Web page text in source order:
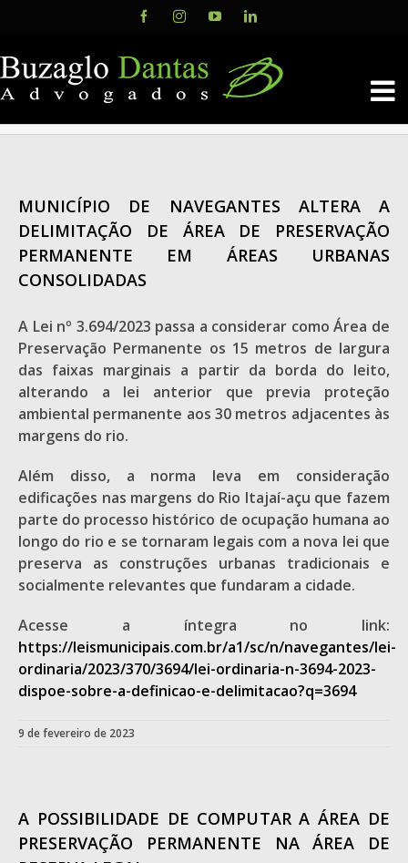
content
FacebookInstagramYouTubeLinkedIn
MUNICÍPIO DE NAVEGANTES ALTERA A
DELIMITAÇÃO DE ÁREA DE PRESERVAÇÃO
PERMANENTE EM ÁREAS URBANAS
CONSOLIDADAS
A Lei nº 3.694/2023 passa a considerar como Área de
Preservação Permanente os 15 metros de largura
das faixas marginais a partir da borda do leito,
alterando a lei anterior que previa proteção
ambiental permanente aos 30 metros adjacentes às
margens do rio.
Além disso, a norma leva em consideração
edificações nas margens do Rio Itajaí-açu que fazem
parte do processo histórico de ocupação humana ao
longo do rio e se tornaram legais com a nova lei que
preserva as construções urbanas tradicionais e
socialmente relevantes que fundaram a cidade.
Acesse a íntegra no link:
https://leismunicipais.com.br/a1/sc/n/navegantes/lei-
ordinaria/2023/370/3694/lei-ordinaria-n-3694-2023-
dispoe-sobre-a-definicao-e-delimitacao?q=3694
9 de fevereiro de 2023
A POSSIBILIDADE DE COMPUTAR A ÁREA DE
PRESERVAÇÃO PERMANENTE NA ÁREA DE